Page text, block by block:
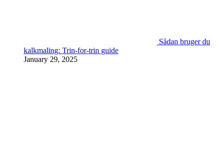
Sådan bruger du
kalkmaling: Trin-for-trin guide
January 29, 2025